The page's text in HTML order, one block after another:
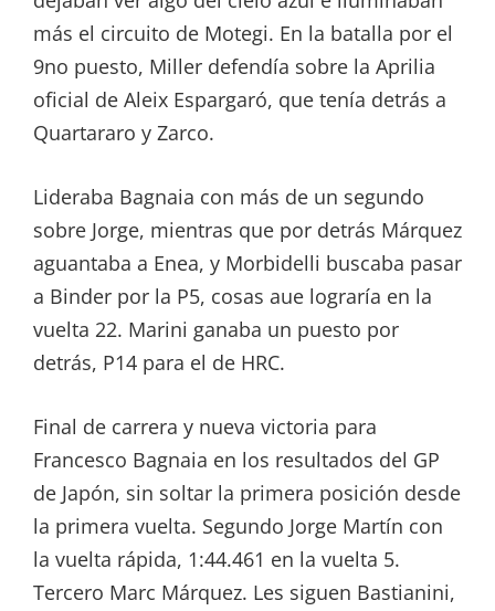
más el circuito de Motegi. En la batalla por el
9no puesto, Miller defendía sobre la Aprilia
oficial de Aleix Espargaró, que tenía detrás a
Quartararo y Zarco.
Lideraba Bagnaia con más de un segundo
sobre Jorge, mientras que por detrás Márquez
aguantaba a Enea, y Morbidelli buscaba pasar
a Binder por la P5, cosas aue lograría en la
vuelta 22. Marini ganaba un puesto por
detrás, P14 para el de HRC.
Final de carrera y nueva victoria para
Francesco Bagnaia en los resultados del GP
de Japón, sin soltar la primera posición desde
la primera vuelta. Segundo Jorge Martín con
la vuelta rápida, 1:44.461 en la vuelta 5.
Tercero Marc Márquez. Les siguen Bastianini,